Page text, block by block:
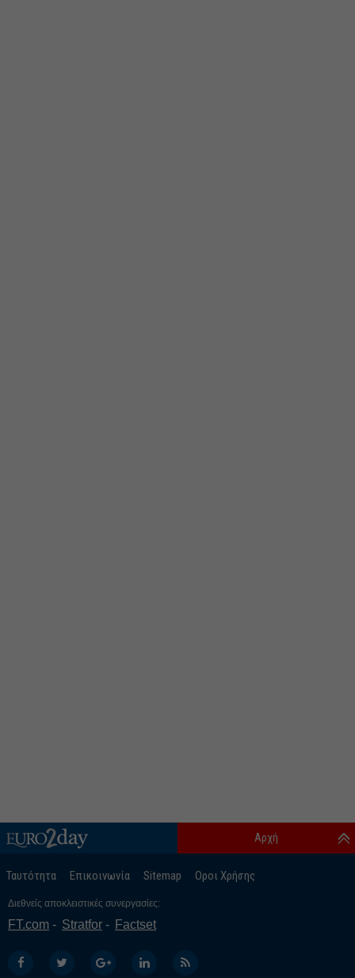
Ταυτότητα Επικοινωνία Sitemap Οροι Χρήσης
Αρχή
Διεθνείς αποκλειστικές συνεργασίες:
FT.com Stratfor Factset